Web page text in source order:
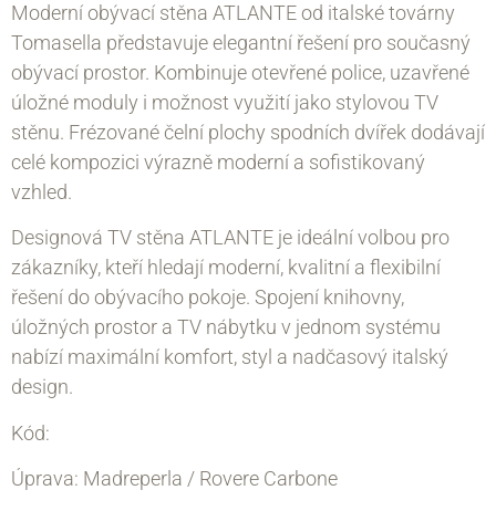
Moderní obývací stěna ATLANTE od italské továrny
Tomasella představuje elegantní řešení pro současný
obývací prostor. Kombinuje otevřené police, uzavřené
úložné moduly i možnost využití jako stylovou TV
stěnu. Frézované čelní plochy spodních dvířek dodávají
celé kompozici výrazně moderní a sofistikovaný
vzhled.
Designová TV stěna ATLANTE je ideální volbou pro
zákazníky, kteří hledají moderní, kvalitní a flexibilní
řešení do obývacího pokoje. Spojení knihovny,
úložných prostor a TV nábytku v jednom systému
nabízí maximální komfort, styl a nadčasový italský
design.
Kód:
Úprava: Madreperla / Rovere Carbone